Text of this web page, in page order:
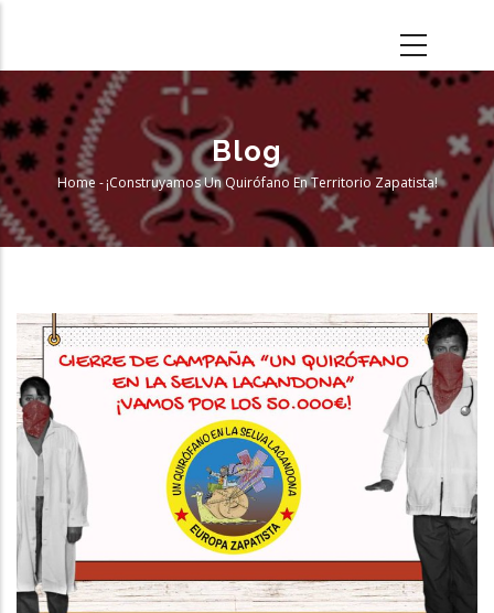
main
content
Blog
Breadcrumb
Home - ¡Construyamos Un Quirófano En Territorio Zapatista!